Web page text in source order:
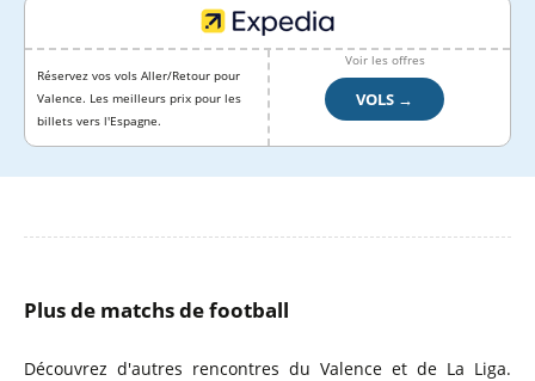
Réservez vos vols Aller/Retour pour
Valence. Les meilleurs prix pour les
billets vers l'Espagne.
Voir les offres
VOLS →
Plus de matchs de football
Découvrez d'autres rencontres du Valence et de La Liga.